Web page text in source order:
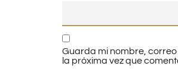
Guarda mi nombre,
la próxima vez que